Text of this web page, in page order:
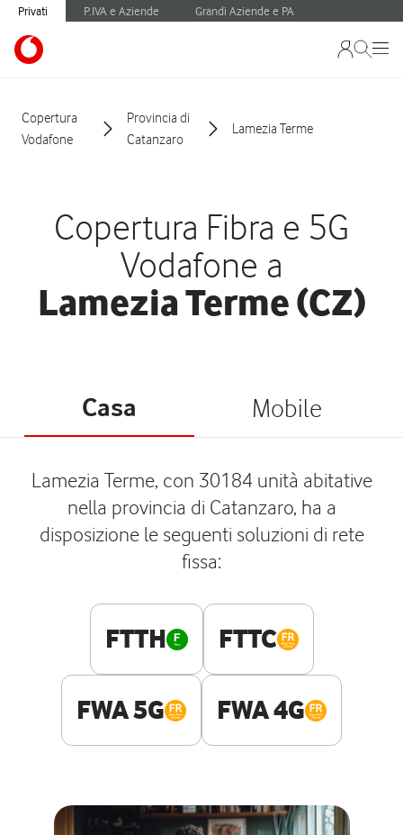
Privati P.IVA e Aziende Grandi Aziende e PA
Copertura
Vodafone
Provincia di
Catanzaro
Lamezia Terme
Copertura Fibra e 5G
Vodafone a
Lamezia Terme (CZ)
Casa Mobile
Lamezia Terme, con 30184 unità abitative
nella provincia di Catanzaro, ha a
disposizione le seguenti soluzioni di rete
fissa:
FTTH FTTC
FWA 5G FWA 4G